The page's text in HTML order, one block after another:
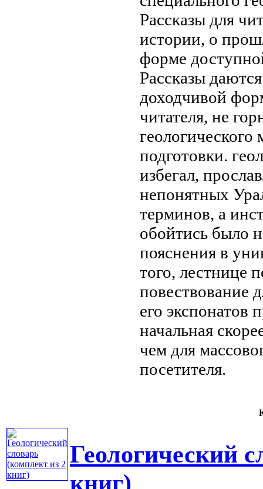
Рассказы для
истории, о
форме
Рассказы
доходчивой
читателя, не
геологического
подготовки.
избегал,
непонятных
терминов, а
обойтись было
пояснения в
того, лестнице
повествование
его экспонатов
начальная
чем для
посетителя.
Геологический
книг)